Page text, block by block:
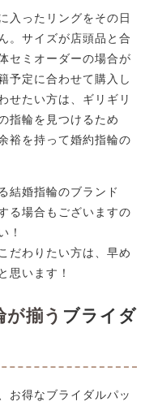
入ったリングをその日
。サイズが店頭品と合
セミオーダーの場合が
予定に合わせて購入し
せたい方は、ギリギリ
指輪を見つけるため
裕を持って婚約指輪の
結婚指輪のブランド
る場合もございますの
！
だわりたい方は、早め
思います！
揃う ブライダ
お得なブライダルパッ